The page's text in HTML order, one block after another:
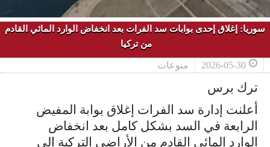
سوريا: إغلاق إحدى بوابات سد الفرات بعد انخفاض الوارد المائي القادم
‏من تركيا ‏
2026-05-30 منوعات
ترك برس
أعلنت إدارة سد الفرات إغلاق بوابة المفيض
الرابعة في السد بشكل كامل ‏بعد انخفاض
الوارد المائي القادم من الأراضي التركية إلى